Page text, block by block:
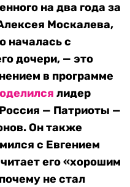
на два года за
Москалева,
началась с
дочери, — это
в программе
лидер
— Патриоты —
Он также
с Евгением
его «хорошим
не стал